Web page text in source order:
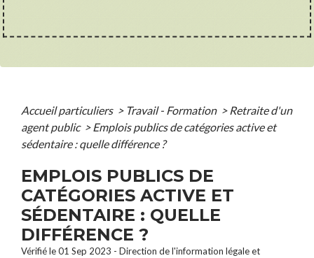
Accueil particuliers > Travail - Formation > Retraite d'un
agent public > Emplois publics de catégories active et
sédentaire : quelle différence ?
EMPLOIS PUBLICS DE
CATÉGORIES ACTIVE ET
SÉDENTAIRE : QUELLE
DIFFÉRENCE ?
Vérifié le 01 Sep 2023 - Direction de l'information légale et